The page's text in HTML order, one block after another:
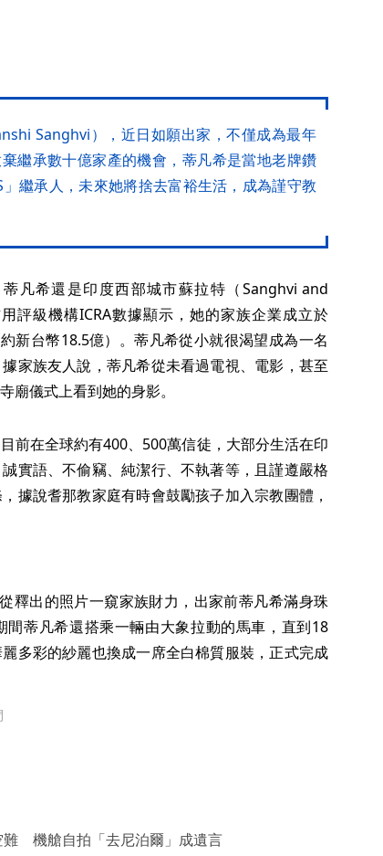
Sanghvi），近日如願出家，不僅成為最年
繼承數十億家產的機會，蒂凡希是當地老牌鑽
繼承人，未來她將捨去富裕生活，成為謹守教
凡希還是印度西部城市蘇拉特（Sanghvi and
評級機構ICRA數據顯示，她的家族企業成立於
新台幣18.5億）。蒂凡希從小就很渴望成為一名
家族友人說，蒂凡希從未看過電視、電影，甚至
廟儀式上看到她的身影。
前在全球約有400、500萬信徒，大部分生活在印
實語、不偷竊、純潔行、不執著等，且謹遵嚴格
據說耆那教家庭有時會鼓勵孩子加入宗教團體，
釋出的照片一窺家族財力，出家前蒂凡希滿身珠
蒂凡希還搭乘一輛由大象拉動的馬車，直到18
多彩的紗麗也換成一席全白棉質服裝，正式完成
難 機艙自拍「去尼泊爾」成遺言